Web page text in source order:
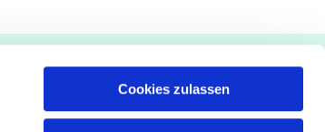
Cookies zulassen